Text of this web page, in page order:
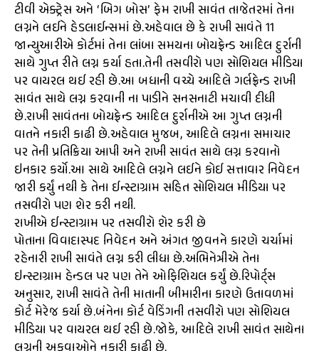
ટીવી એક્ટ્રેસ અને ‘બિગ બોસ’ ફેમ રાખી સાવંત તાજેતરમાં તેના
લગ્નને લઈને હેડલાઈન્સમાં છે.અહેવાલ છે કે રાખી સાવંતે 11
જાન્યુઆરીએ કોર્ટમાં તેના લાંબા સમયના બોયફ્રેન્ડ આદિલ દુર્રાની
સાથે ગુપ્ત રીતે લગ્ન કર્યા હતા.તેની તસવીરો પણ સોશિયલ મીડિયા
પર વાયરલ થઈ રહી છે.આ બધાની વચ્ચે આદિલે ગર્લફ્રેન્ડ રાખી
સાવંત સાથે લગ્ન કરવાની ના પાડીને સનસનાટી મચાવી દીધી
છે.રાખી સાવંતના બોયફ્રેન્ડ આદિલ દુર્રાનીએ આ ગુપ્ત લગ્નની
વાતને નકારી કાઢી છે.અહેવાલ મુજબ, આદિલે લગ્નના સમાચાર
પર તેની પ્રતિક્રિયા આપી અને રાખી સાવંત સાથે લગ્ન કરવાનો
ઇનકાર કર્યો.આ સાથે આદિલે લગ્નને લઈને કોઈ સત્તાવાર નિવેદન
જારી કર્યું નથી કે તેના ઈન્સ્ટાગ્રામ સહિત સોશિયલ મીડિયા પર
તસવીરો પણ શેર કરી નથી.
રાખીએ ઈન્સ્ટાગ્રામ પર તસવીરો શેર કરી છે
પોતાના વિવાદાસ્પદ નિવેદન અને અંગત જીવનને કારણે ચર્ચામાં
રહેનારી રાખી સાવંતે લગ્ન કરી લીધા છે.અભિનેત્રીએ તેના
ઇન્સ્ટાગ્રામ હેન્ડલ પર પણ તેને ઓફિશિયલ કર્યું છે.રિપોર્ટ્સ
અનુસાર, રાખી સાવંતે તેની માતાની બીમારીના કારણે ઉતાવળમાં
કોર્ટ મેરેજ કર્યા છે.બંનેના કોર્ટ વેડિંગની તસવીરો પણ સોશિયલ
મીડિયા પર વાયરલ થઈ રહી છે.જોકે, આદિલે રાખી સાવંત સાથેના